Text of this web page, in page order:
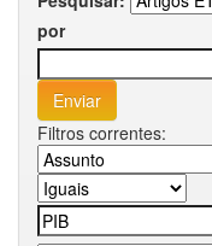
por
Filtros correntes: